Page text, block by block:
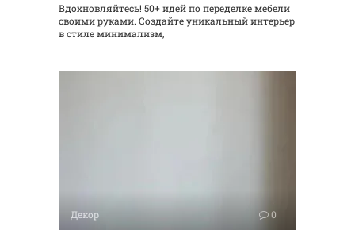
Вдохновляйтесь! 50+ идей по переделке мебели
своими руками. Создайте уникальный интерьер
в стиле минимализм,
Декор 0